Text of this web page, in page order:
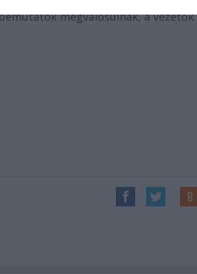
megvalósulnak, a vezetők